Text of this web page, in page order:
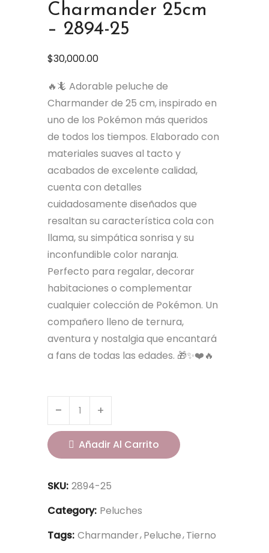
Charmander 25cm
– 2894-25
$30,000.00
🔥🦎 Adorable peluche de
Charmander de 25 cm, inspirado en
uno de los Pokémon más queridos
de todos los tiempos. Elaborado con
materiales suaves al tacto y
acabados de excelente calidad,
cuenta con detalles
cuidadosamente diseñados que
resaltan su característica cola con
llama, su simpática sonrisa y su
inconfundible color naranja.
Perfecto para regalar, decorar
habitaciones o complementar
cualquier colección de Pokémon. Un
compañero lleno de ternura,
aventura y nostalgia que encantará
a fans de todas las edades. 🎁✨❤️🔥
Añadir Al Carrito
SKU: 2894-25
Category: Peluches
Tags: Charmander Peluche Tierno